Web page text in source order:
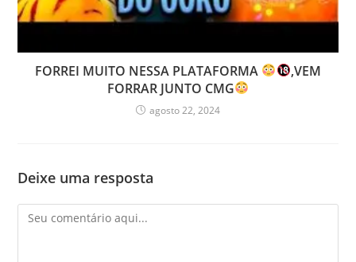
FORREI MUITO NESSA PLATAFORMA
,VEM
FORRAR JUNTO CMG
agosto 22, 2024
Deixe uma resposta